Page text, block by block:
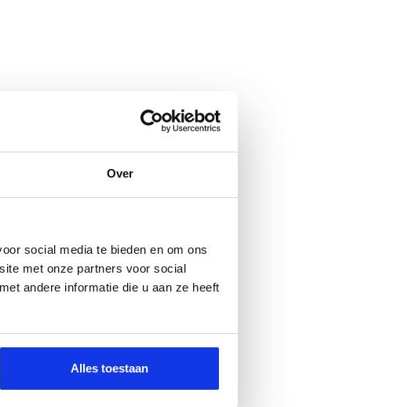
Over
social media te bieden en om ons
met onze partners voor social
andere informatie die u aan ze heeft
Alles toestaan